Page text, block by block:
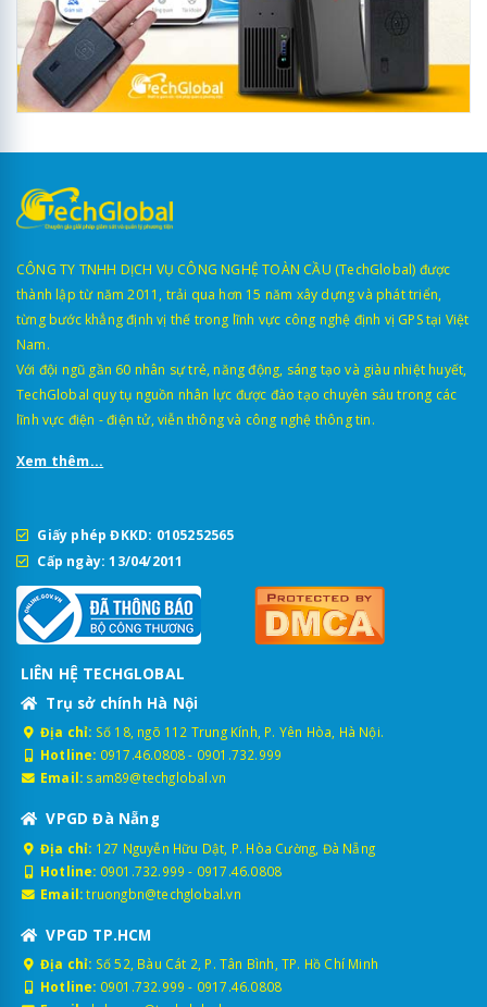
CÔNG TY TNHH DỊCH VỤ CÔNG NGHỆ TOÀN CẦU (TechGlobal) được
thành lập từ năm 2011, trải qua hơn 15 năm xây dựng và phát triển,
từng bước khẳng định vị thế trong lĩnh vực công nghệ định vị GPS tại Việt
Nam.
Với đội ngũ gần 60 nhân sự trẻ, năng động, sáng tạo và giàu nhiệt huyết,
TechGlobal quy tụ nguồn nhân lực được đào tạo chuyên sâu trong các
lĩnh vực điện - điện tử, viễn thông và công nghệ thông tin.
Xem thêm...
Giấy phép ĐKKD: 0105252565
Cấp ngày: 13/04/2011
LIÊN HỆ TECHGLOBAL
Trụ sở chính Hà Nội
Địa chỉ: Số 18, ngõ 112 Trung Kính, P. Yên Hòa, Hà Nội.
Hotline: 0917.46.0808- 0901.732.999
Email: sam89@techglobal.vn
VPGD Đà Nẵng
Địa chỉ: 127 Nguyễn Hữu Dật, P. Hòa Cường, Đà Nẵng
Hotline: 0901.732.999 - 0917.46.0808
Email: truongbn@techglobal.vn
VPGD TP.HCM
Địa chỉ: Số 52, Bàu Cát 2, P. Tân Bình, TP. Hồ Chí Minh
Hotline: 0901.732.999 - 0917.46.0808